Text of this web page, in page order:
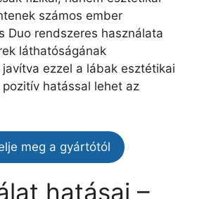
számos ember
Duo rendszeres használata
láthatóságának
ezzel a lábak esztétikai
hatással lehet az
meg a gyártótól
hatásai –